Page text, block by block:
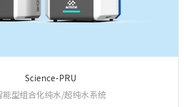
Science-PRU
能型组合化纯水/超纯水系统